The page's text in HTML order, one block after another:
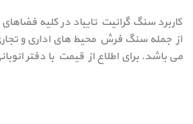
کاربرد سنگ گرانیت تایباد در کلیه
از جمله سنگ فرش محیط های اداری و
می باشد. برای اطلاع از قیمت با دفتر